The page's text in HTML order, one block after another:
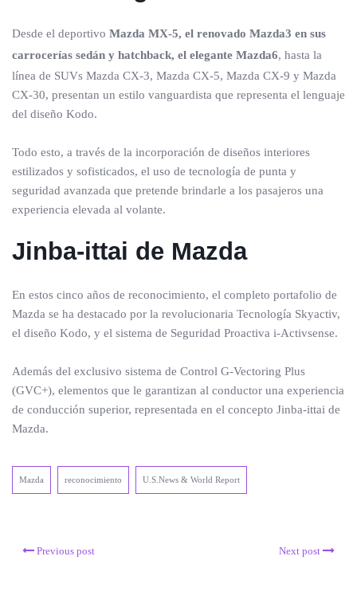
Desde el deportivo Mazda MX-5, el renovado Mazda3 en sus
carrocerías sedán y hatchback, el elegante Mazda6, hasta la
línea de SUVs Mazda CX-3, Mazda CX-5, Mazda CX-9 y Mazda
CX-30, presentan un estilo vanguardista que representa el lenguaje
del diseño Kodo.
Todo esto, a través de la incorporación de diseños interiores
estilizados y sofisticados, el uso de tecnología de punta y
seguridad avanzada que pretende brindarle a los pasajeros una
experiencia elevada al volante.
Jinba-ittai de Mazda
En estos cinco años de reconocimiento, el completo portafolio de
Mazda se ha destacado por la revolucionaria Tecnología Skyactiv,
el diseño Kodo, y el sistema de Seguridad Proactiva i-Activsense.
Además del exclusivo sistema de Control G-Vectoring Plus
(GVC+), elementos que le garantizan al conductor una experiencia
de conducción superior, representada en el concepto Jinba-ittai de
Mazda.
Mazda reconocimiento U.S.News & World Report
Previous post Next post